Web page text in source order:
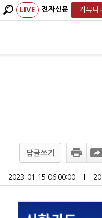
LIVE 전자신문 커뮤니
답글쓰기
2023-01-15 06:00:00